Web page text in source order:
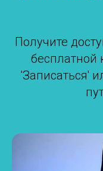
Получите
бесплатной
'Записаться'